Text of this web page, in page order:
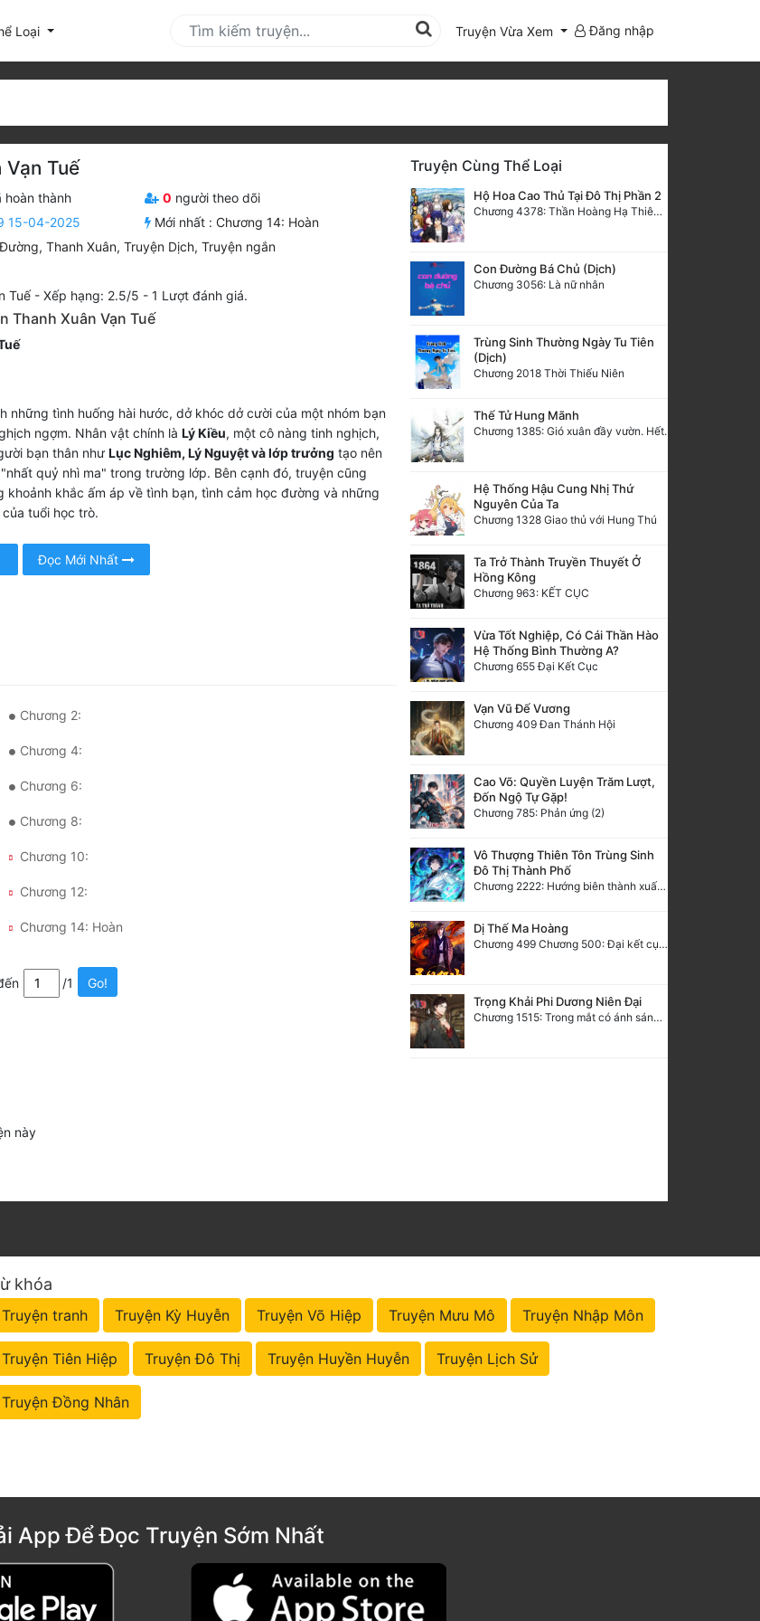
Loại Truyện Vừa Xem Đăng nhập
Vạn Tuế
hoàn thành 0 người theo dõi
15-04-2025 Mới nhất :Chương 14: Hoàn
, Thanh Xuân, Truyện Dịch, Truyện ngắn
Tuế - Xếp hạng: 2.5/5 - 1 Lượt đánh giá.
Thanh Xuân Vạn Tuế
những tình huống hài hước, dở khóc dở cười của một nhóm bạn
ngợm. Nhân vật chính là Lý Kiều, một cô nàng tinh nghịch,
bạn thân như Lục Nghiêm, Lý Nguyệt và lớp trưởng tạo nên
quỷ nhì ma" trong trường lớp. Bên cạnh đó, truyện cũng
khoảnh khắc ấm áp về tình bạn, tình cảm học đường và những
tuổi học trò.
Đọc Mới Nhất
Chương 2:
Chương 4:
Chương 6:
Chương 8:
Chương 10:
Chương 12:
Chương 14: Hoàn
/1 Go!
này
Truyện Cùng Thể Loại
Hộ Hoa Cao Thủ Tại Đô Thị Phần 2
Chương 4378: Thần Hoàng Hạ Thiên (Đại kết cục) (03)
Con Đường Bá Chủ (Dịch)
Chương 3056: Là nữ nhân
Trùng Sinh Thường Ngày Tu Tiên
(Dịch)
Chương 2018 Thời Thiếu Niên
Thế Tử Hung Mãnh
Chương 1385: Gió xuân đầy vườn. Hết.
Hệ Thống Hậu Cung Nhị Thứ
Nguyên Của Ta
Chương 1328 Giao thủ với Hung Thú
Ta Trở Thành Truyền Thuyết Ở
Hồng Kông
Chương 963: KẾT CỤC
Vừa Tốt Nghiệp, Có Cái Thần Hào
Hệ Thống Bình Thường A?
Chương 655 Đại Kết Cục
Vạn Vũ Đế Vương
Chương 409 Đan Thánh Hội
Cao Võ: Quyền Luyện Trăm Lượt,
Đốn Ngộ Tự Gặp!
Chương 785: Phản ứng (2)
Vô Thượng Thiên Tôn Trùng Sinh
Đô Thị Thành Phố
Chương 2222: Hướng biên thành xuất phát! (Đại kết cục)
Dị Thế Ma Hoàng
Chương 499 Chương 500: Đại kết cục cùng lời cuối sách
Trọng Khải Phi Dương Niên Đại
Chương 1515: Trong mắt có ánh sáng, quang trong có ngươi (Đại kết cục)
khóa
Truyện tranh Truyện Kỳ Huyễn Truyện Võ Hiệp Truyện Mưu Mô Truyện Nhập Môn
Truyện Tiên Hiệp Truyện Đô Thị Truyện Huyền Huyễn Truyện Lịch Sử
Truyện Đồng Nhân
App Để Đọc Truyện Sớm Nhất